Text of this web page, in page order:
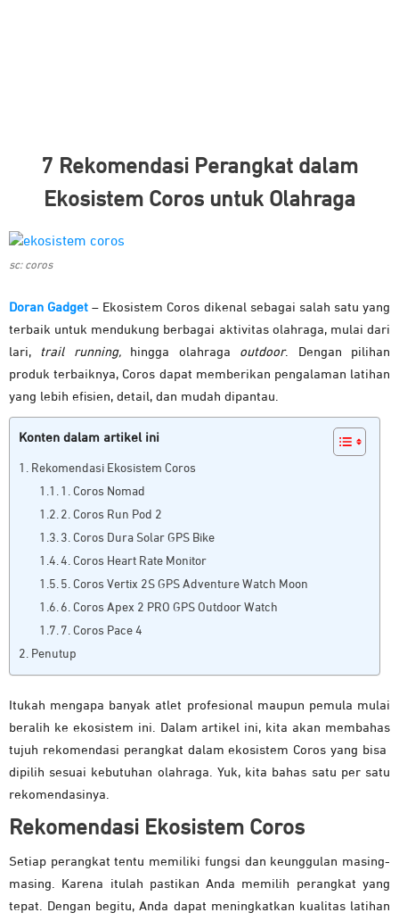
7 Rekomendasi Perangkat dalam
Ekosistem Coros untuk Olahraga
sc: coros
Doran Gadget – Ekosistem Coros dikenal sebagai salah satu yang
terbaik untuk mendukung berbagai aktivitas olahraga, mulai dari
lari, trail running,hingga olahraga outdoor. Dengan pilihan
produk terbaiknya, Coros dapat memberikan pengalaman latihan
yang lebih efisien, detail, dan mudah dipantau.
Konten dalam artikel ini
Rekomendasi Ekosistem Coros
1. Coros Nomad
2. Coros Run Pod 2
3. Coros Dura Solar GPS Bike
4. Coros Heart Rate Monitor
5. Coros Vertix 2S GPS Adventure Watch Moon
6. Coros Apex 2 PRO GPS Outdoor Watch
7. Coros Pace 4
Penutup
Itukah mengapa banyak atlet profesional maupun pemula mulai
beralih ke ekosistem ini. Dalam artikel ini, kita akan membahas
tujuh rekomendasi perangkat dalam ekosistem Coros yang bisa
dipilih sesuai kebutuhan olahraga. Yuk, kita bahas satu per satu
rekomendasinya.
Rekomendasi Ekosistem Coros
Setiap perangkat tentu memiliki fungsi dan keunggulan masing-
masing. Karena itulah pastikan Anda memilih perangkat yang
tepat. Dengan begitu, Anda dapat meningkatkan kualitas latihan